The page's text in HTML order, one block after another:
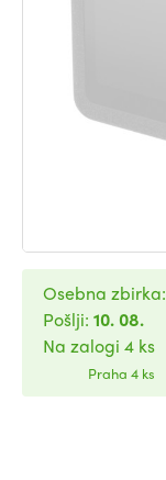
Osebna zbirka:
Pošlji: 10. 08.
Na zalogi 4 ks
Praha 4 ks